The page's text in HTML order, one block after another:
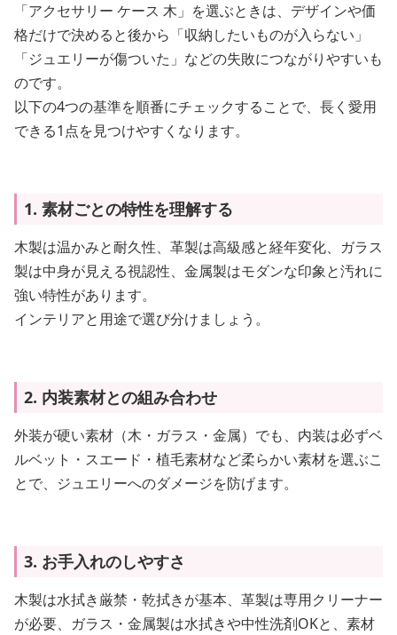
「アクセサリー ケース 木」を選ぶときは、デザインや価
格だけで決めると後から「収納したいものが入らない」
「ジュエリーが傷ついた」などの失敗につながりやすいも
のです。
以下の4つの基準を順番にチェックすることで、長く愛用
できる1点を見つけやすくなります。
1. 素材ごとの特性を理解する
木製は温かみと耐久性、革製は高級感と経年変化、ガラス
製は中身が見える視認性、金属製はモダンな印象と汚れに
強い特性があります。
インテリアと用途で選び分けましょう。
2. 内装素材との組み合わせ
外装が硬い素材（木・ガラス・金属）でも、内装は必ずベ
ルベット・スエード・植毛素材など柔らかい素材を選ぶこ
とで、ジュエリーへのダメージを防げます。
3. お手入れのしやすさ
木製は水拭き厳禁・乾拭きが基本、革製は専用クリーナー
が必要、ガラス・金属製は水拭きや中性洗剤OKと、素材